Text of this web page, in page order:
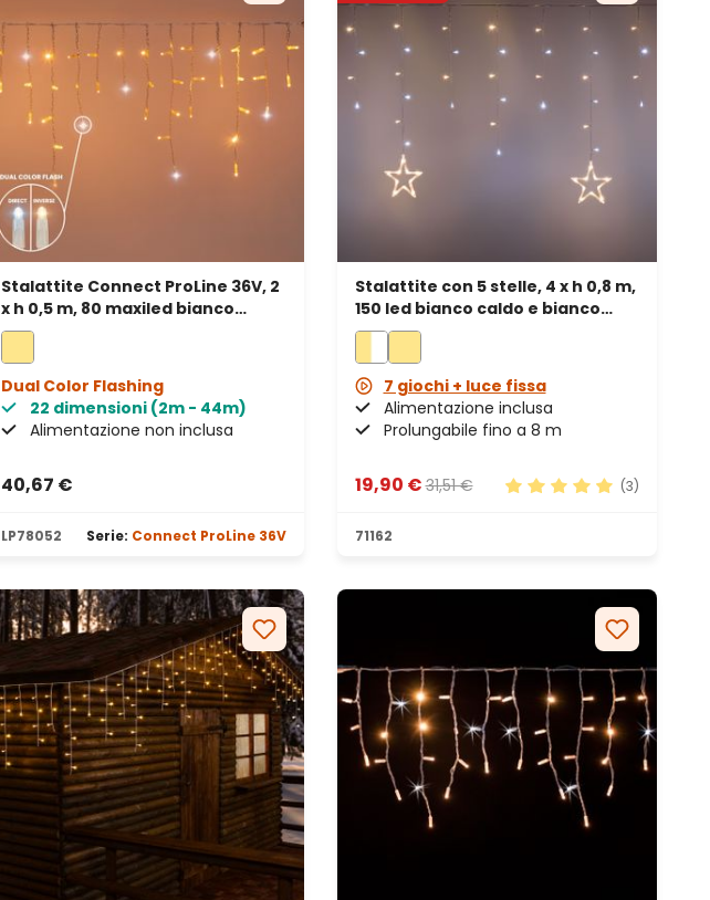
Stalattite Connect ProLine 36V, 2
x h 0,5 m, 80 maxiled bianco
caldo, cavo trasparente,
Dual Color Flashing
22 dimensioni (2m - 44m)
Alimentazione non inclusa
40,67 €
LP78052 Serie: Connect ProLine 36V
Stalattite con 5 stelle, 4 x h 0,8 m,
150 led bianco caldo e bianco
freddo, prolungabile
7 giochi + luce fissa
Alimentazione inclusa
Prolungabile fino a 8 m
19,90 €31,51 € (3)
71162